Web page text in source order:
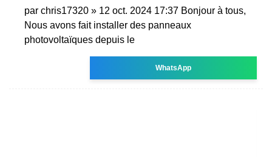
par chris17320 » 12 oct. 2024 17:37 Bonjour à tous,
Nous avons fait installer des panneaux
photovoltaïques depuis le
WhatsApp